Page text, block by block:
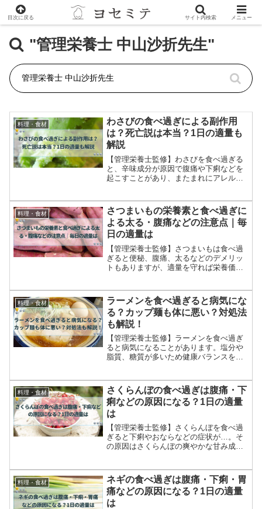
"管理栄養士 中山沙折先生"
料理・食材
わさびの食べ過ぎによる副作用
は？死亡説は本当？1日の適量も
解説
【管理栄養士監修】わさびを食べ過ぎる
と、辛味成分が原因で腹痛や下痢などを
起こすことがあり、またまれにアレルギ
るため、わさびの適量をお伝えしていき
ます。
料理・食材
さつまいもの栄養素と食べ過ぎに
よる太る・腹痛などの注意点｜毎
日の適量は
【管理栄養士監修】さつまいもは食べ過
ぎると便秘、腹痛、太るなどのデメリッ
トもありますが、適量を守れば栄養価が
期待できるおすすめの食べ方をご紹介し
ます。
料理・食材
ラーメンを食べ過ぎると病気にな
る？カップ麺も体に悪い？対処法
も解説！
【管理栄養士監修】ラーメンを食べ過ぎ
ると病気になることがあります。塩分や
脂質、糖質が多いため健康バランスを崩
す。食べ過ぎない対策や体にいい食べ方
も紹介します。
料理・食材
さくらんぼの食べ過ぎは腹痛・下
痢などの原因になる？1日の適量
は
【管理栄養士監修】さくらんぼを食べ過
ぎると下痢やおならなどの症状が…。そ
の原因はさくらんぼの爽やかな甘み成分
いしく食べるめの1日の適量をご紹介しま
す。
料理・食材
ネギの食べ過ぎは腹痛・下痢・胃
痛などの原因になる？1日の適量
は
目次に戻る サイト内検索 メニュー